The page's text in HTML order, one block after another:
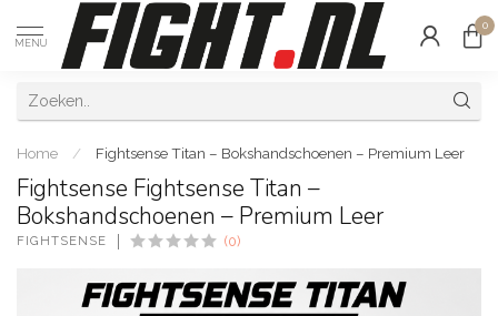
MENU
0
Home / Fightsense Titan – Bokshandschoenen – Premium Leer
Fightsense Fightsense Titan –
Bokshandschoenen – Premium Leer
FIGHTSENSE (0)